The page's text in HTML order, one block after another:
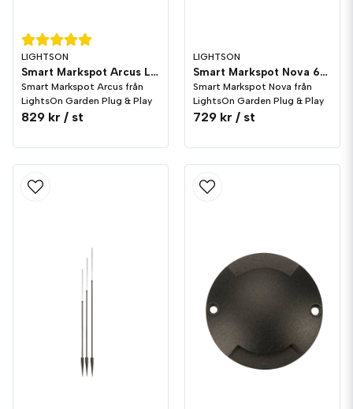
LIGHTSON
Smart Markspot Arcus LightsOn Garden Plug & Play
Smart Markspot Arcus från
LightsOn Garden Plug & Play
829 kr / st
LIGHTSON
Smart Markspot Nova 6W LightsOn Garden Plug & Play
Smart Markspot Nova från
LightsOn Garden Plug & Play
729 kr / st